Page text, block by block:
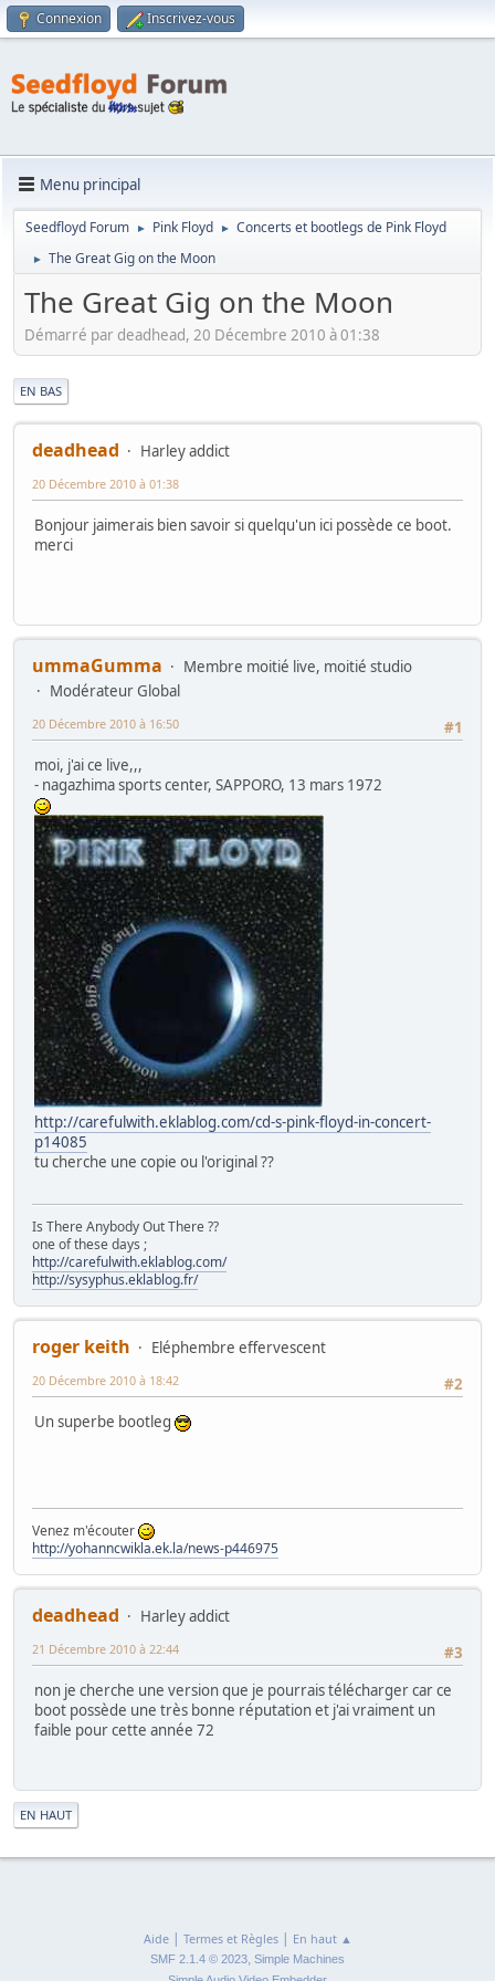
Connexion Inscrivez-vous
Menu principal
Seedfloyd Forum ► Pink Floyd ► Concerts et bootlegs de Pink Floyd
► The Great Gig on the Moon
The Great Gig on the Moon
Démarré par deadhead, 20 Décembre 2010 à 01:38
EN BAS
deadhead Harley addict
20 Décembre 2010 à 01:38
Bonjour jaimerais bien savoir si quelqu'un ici possède ce boot.
merci
ummaGumma
Membre moitié live, moitié studio
Modérateur Global
#1
20 Décembre 2010 à 16:50
moi, j'ai ce live,,,
- nagazhima sports center, SAPPORO, 13 mars 1972
http://carefulwith.eklablog.com/cd-s-pink-floyd-in-concert-
p14085
tu cherche une copie ou l'original ??
Is There Anybody Out There ??
one of these days ;
http://carefulwith.eklablog.com/
http://sysyphus.eklablog.fr/
roger keith
Eléphembre effervescent
#2
20 Décembre 2010 à 18:42
Un superbe bootleg
Venez m'écouter
http://yohanncwikla.ek.la/news-p446975
deadhead
Harley addict
#3
21 Décembre 2010 à 22:44
non je cherche une version que je pourrais télécharger car ce
boot possède une très bonne réputation et j'ai vraiment un
faible pour cette année 72
EN HAUT
Aide| Termes et Règles| En haut ▲
SMF 2.1.4 © 2023, Simple Machines